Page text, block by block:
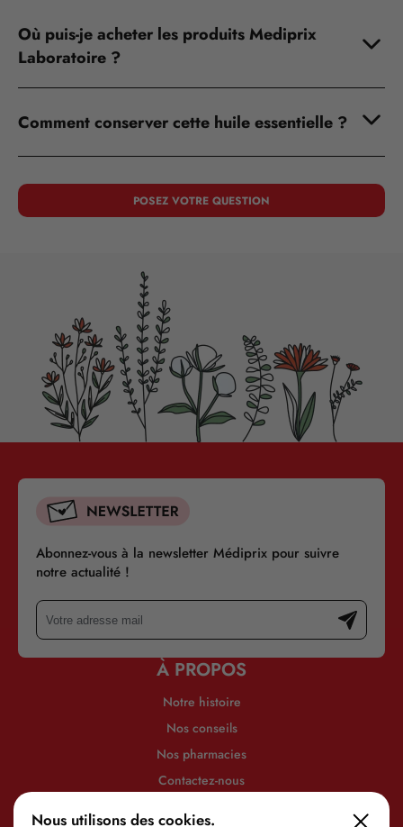
Où puis-je acheter les produits Mediprix
Laboratoire ?
Comment conserver cette huile essentielle ?
POSEZ VOTRE QUESTION
Abonnez-vous à la newsletter Médiprix pour suivre
notre actualité !
À PROPOS
Notre histoire
Nos conseils
Nos pharmacies
Contactez-nous
Nous utilisons des cookies.